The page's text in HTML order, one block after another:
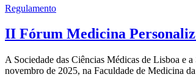
Regulamento
II Fórum Medicina
A Sociedade das Ciências Médicas de Lisboa e
novembro de 2025, na Faculdade de Medicina